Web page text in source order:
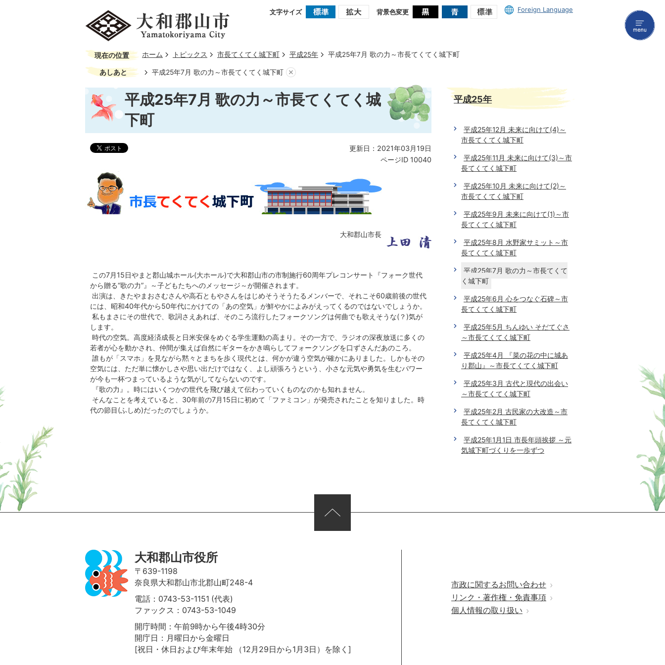
文字サイズ 背景色変更 Foreign Language
現在の位置 ホーム トピックス 市長てくてく城下町 平成25年 平成25年7月 歌の力～市長てくてく城下町
あしあと 平成25年7月 歌の力～市長てくてく城下町
平成25年7月 歌の力～市長てくてく城
下町
更新日：2021年03月19日
ページID 10040
大和郡山市長
この7月15日やまと郡山城ホール(大ホール)で大和郡山市の市制施行60周年プレコンサート『フォーク世代
から贈る“歌の力”』～子どもたちへのメッセージ～が開催されます。
出演は、きたやまおさむさんや高石ともやさんをはじめそうそうたるメンバーで、それこそ60歳前後の世代
には、昭和40年代から50年代にかけての「あの空気」が鮮やかによみがえってくるのではないでしょうか。
私もまさにその世代で、歌詞さえあれば、そのころ流行したフォークソングは何曲でも歌えそうな(？)気が
します。
時代の空気。高度経済成長と日米安保をめぐる学生運動の高まり。その一方で、ラジオの深夜放送に多くの
若者が心を動かされ、仲間が集えば自然にギターをかき鳴らしてフォークソングを口ずさんだあのころ。
誰もが「スマホ」を見ながら黙々とまちを歩く現代とは、何かが違う空気が確かにありました。しかもその
空気には、ただ単に懐かしさや思い出だけではなく、よし頑張ろうという、小さな元気や勇気を生むパワー
が今も一杯つまっているような気がしてならないのです。
『歌の力』。時にはいくつかの世代を飛び越えて伝わっていくものなのかも知れません。
そんなことを考えていると、30年前の7月15日に初めて「ファミコン」が発売されたことを知りました。時
代の節目(ふしめ)だったのでしょうか。
平成25年
平成25年12月 未来に向けて(4)～
市長てくてく城下町
平成25年11月 未来に向けて(3)～市
長てくてく城下町
平成25年10月 未来に向けて(2)～
市長てくてく城下町
平成25年9月 未来に向けて(1)～市
長てくてく城下町
平成25年8月 水野家サミット～市
長てくてく城下町
平成25年7月 歌の力～市長てくて
く城下町
平成25年6月 心をつなぐ石碑～市
長てくてく城下町
平成25年5月 ちんゆい そだてぐさ
～市長てくてく城下町
平成25年4月 『菜の花の中に城あ
り郡山』～市長てくてく城下町
平成25年3月 古代と現代の出会い
～市長てくてく城下町
平成25年2月 古民家の大改造～市
長てくてく城下町
平成25年1月1日 市長年頭挨拶 ～元
気城下町づくりを一歩ずつ
大和郡山市役所
〒639-1198
奈良県大和郡山市北郡山町248-4
電話：0743-53-1151 (代表)
ファックス：0743-53-1049
開庁時間：午前9時から午後4時30分
開庁日：月曜日から金曜日
[祝日・休日および年末年始
（12月29日から1月3日）を除く]
市政に関するお問い合わせ
リンク・著作権・免責事項
個人情報の取り扱い